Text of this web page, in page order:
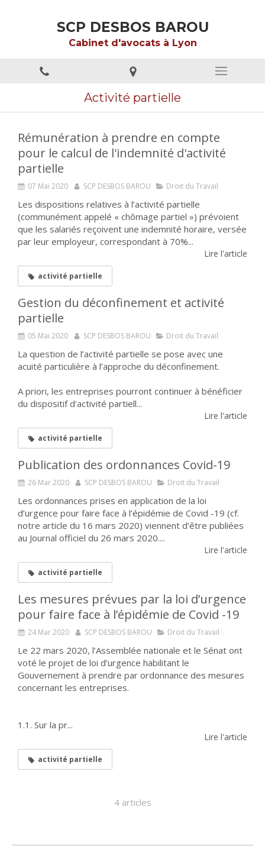
SCP DESBOS BAROU
Cabinet d'avocats à Lyon
Activité partielle
Rémunération à prendre en compte
pour le calcul de l'indemnité d'activité
partielle
07 Mai 2020 SCP DESBOS BAROU Droit du Travail
Les dispositions relatives à l’activité partielle
(communément appelé « chômage partiel ») prévoient
que les salariés reçoivent une indemnité horaire, versée
par leur employeur, correspondant à 70%...
Lire l'article
activité partielle
Gestion du déconfinement et activité
partielle
05 Mai 2020 SCP DESBOS BAROU Droit du Travail
La question de l’activité partielle se pose avec une
acuité particulière à l’approche du déconfinement.
A priori, les entreprises pourront continuer à bénéficier
du dispositif d'activité partiell...
Lire l'article
activité partielle
Publication des ordonnances Covid-19
26 Mar 2020 SCP DESBOS BAROU Droit du Travail
Les ordonnances prises en application de la loi
d’urgence pour faire face à l’épidémie de Covid -19 (cf.
notre article du 16 mars 2020) viennent d’être publiées
au Journal officiel du 26 mars 2020....
Lire l'article
activité partielle
Les mesures prévues par la loi d’urgence
pour faire face à l’épidémie de Covid -19
24 Mar 2020 SCP DESBOS BAROU Droit du Travail
Le 22 mars 2020, l’Assemblée nationale et le Sénat ont
voté le projet de loi d’urgence habilitant le
Gouvernement à prendre par ordonnance des mesures
concernant les entreprises.
1.1. Sur la pr...
Lire l'article
activité partielle
4 articles